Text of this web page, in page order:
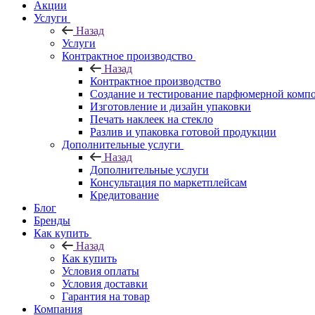
Акции
Услуги
Назад
Услуги
Контрактное производство
Назад
Контрактное производство
Создание и тестирование парфюмерной
Изготовление и дизайн упаковки
Печать наклеек на стекло
Разлив и упаковка готовой продукции
Дополнительные услуги
Назад
Дополнительные услуги
Консультация по маркетплейсам
Кредитование
Блог
Бренды
Как купить
Назад
Как купить
Условия оплаты
Условия доставки
Гарантия на товар
Компания